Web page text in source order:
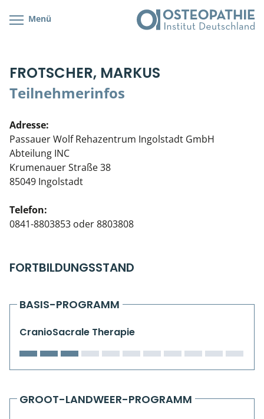
Menü
FROTSCHER, MARKUS
Teilnehmerinfos
Adresse:
Passauer Wolf Rehazentrum Ingolstadt GmbH
Abteilung INC
Krumenauer Straße 38
85049 Ingolstadt
Telefon:
0841-8803853 oder 8803808
FORTBILDUNGSSTAND
BASIS-PROGRAMM
CranioSacrale Therapie
GROOT-LANDWEER-PROGRAMM
Cranial/Neurale Osteopathie
Parietale Osteopathie
Viszerale Osteopathie
Klinische & Praktische Kurse
Prüfung & Zertifikation
Live Online-Kurse
Kiefergelenkkurse
CranioSacrale Ausbildung
Human Reset Week
Kursorte mit Kursangeboten
Bonus-Programm
Veranstaltungsticket DB
Wissenswertes
Teilnehmerliste
Stellenbörse
Soziales Engagement